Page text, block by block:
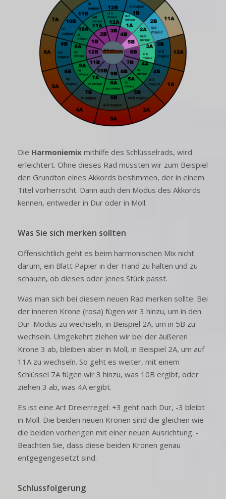
Die Harmoniemix mithilfe des Schlüsselrads, wird
erleichtert. Ohne dieses Rad müssten wir zum Beispiel
den Grundton eines Akkords bestimmen, der in einem
Titel vorherrscht. Dann auch den Modus des Akkords
kennen, entweder in Dur oder in Moll.
Was Sie sich merken sollten
Offensichtlich geht es beim harmonischen Mix nicht
darum, ein Blatt Papier in der Hand zu halten und zu
schauen, ob dieses oder jenes Stück passt.
Was man sich bei diesem neuen Rad merken sollte: Bei
der inneren Krone (rosa) fügen wir 3 hinzu, um in den
Dur-Modus zu wechseln, in Beispiel 2A, um in 5B zu
wechseln. Umgekehrt ziehen wir bei der äußeren
Krone 3 ab, bleiben aber in Moll, in Beispiel 2A, um auf
11A zu wechseln. So geht es weiter, mit einem
Schlüssel 7A fügen wir 3 hinzu, was 10B ergibt, oder
ziehen 3 ab, was 4A ergibt.
Es ist eine Art Dreierregel: +3 geht nach Dur, -3 bleibt
in Moll. Die beiden neuen Kronen sind die gleichen wie
die beiden vorherigen mit einer neuen Ausrichtung. -
Beachten Sie, dass diese beiden Kronen genau
entgegengesetzt sind.
Schlussfolgerung